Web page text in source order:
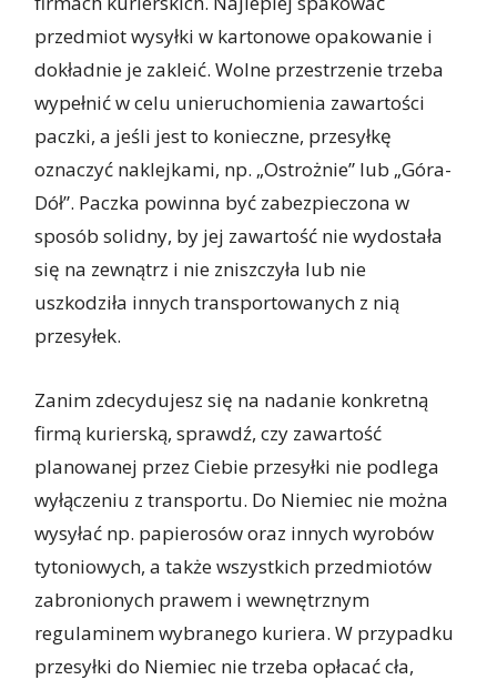
przedmiot wysyłki w kartonowe opakowanie i
dokładnie je zakleić. Wolne przestrzenie trzeba
wypełnić w celu unieruchomienia zawartości
paczki, a jeśli jest to konieczne, przesyłkę
oznaczyć naklejkami, np. „Ostrożnie” lub „Góra-
Dół”. Paczka powinna być zabezpieczona w
sposób solidny, by jej zawartość nie wydostała
się na zewnątrz i nie zniszczyła lub nie
uszkodziła innych transportowanych z nią
przesyłek.
Zanim zdecydujesz się na nadanie konkretną
firmą kurierską, sprawdź, czy zawartość
planowanej przez Ciebie przesyłki nie podlega
wyłączeniu z transportu. Do Niemiec nie można
wysyłać np. papierosów oraz innych wyrobów
tytoniowych, a także wszystkich przedmiotów
zabronionych prawem i wewnętrznym
regulaminem wybranego kuriera. W przypadku
przesyłki do Niemiec nie trzeba opłacać cła,